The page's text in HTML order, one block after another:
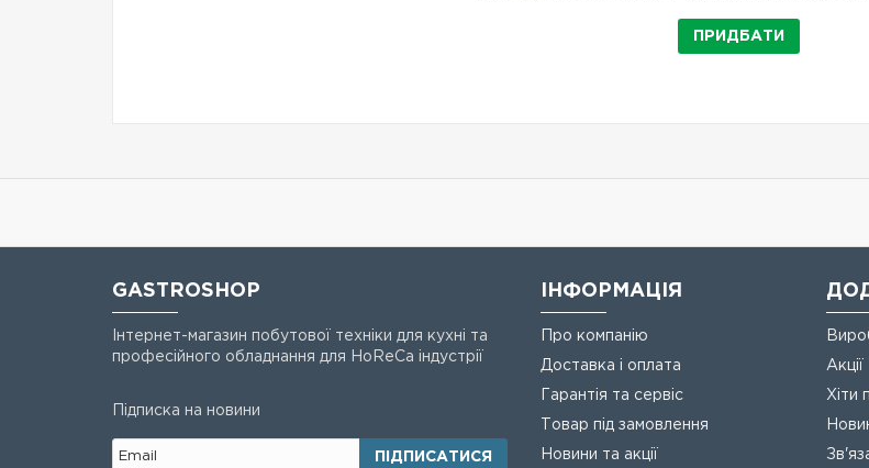
ПРИДБАТИ
GASTROSHOP
Інтернет-магазин побутової техніки для кухні та
професійного обладнання для HoReCa індустрії
Підписка на новини
ПІДПИСАТИСЯ
ІНФОРМАЦІЯ
Про компанію
Доставка і оплата
Гарантія та сервіс
Товар під замовлення
Новини та акції
Акції
Хіти